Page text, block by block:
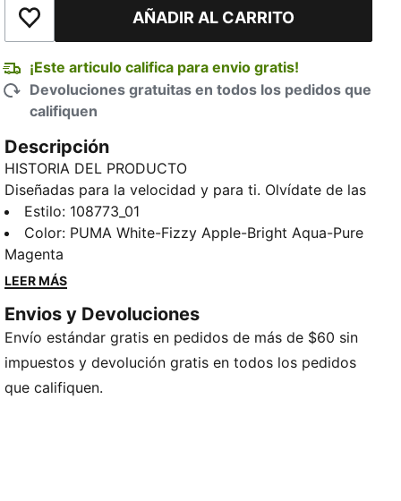
Añadir a la lista de deseosAÑADIR AL CARRITO
¡Este articulo califica para envio gratis!
Devoluciones gratuitas en todos los pedidos que
califiquen
Descripción
HISTORIA DEL PRODUCTO
Diseñadas para la velocidad y para ti. Olvídate de las
botas de talla única con unas ULTRA diseñadas
específicamente para mujer. Su silueta estilizada se
inspira en las ideas de futbolistas para que se ajuste
como una segunda piel mientras superas a tus rivales.
diseñada para un acabado letal, estas botas de fútbol
se sienten y se juegan como una máquina afinada a
tus pies. Sin extras. Todo ULTRA.
CARACTERÍSTICAS Y BENEFICIOS
Estilo: 108773_01
Color: PUMA White-Fizzy Apple-Bright Aqua-Pure
Magenta
LEER MÁS
Envios y Devoluciones
Envío estándar gratis en pedidos de más de $60 sin
impuestos y devolución gratis en todos los pedidos
que califiquen.